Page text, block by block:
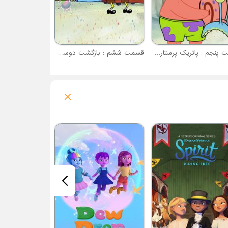
قسمت پنجم : پاتریک پرستار حیوان خانگی قسمت ششم : بازگشت دوست حبابی